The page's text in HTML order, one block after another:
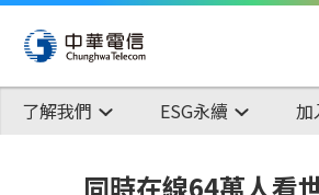
了解我們 ESG永續 加
同時在線64萬人看